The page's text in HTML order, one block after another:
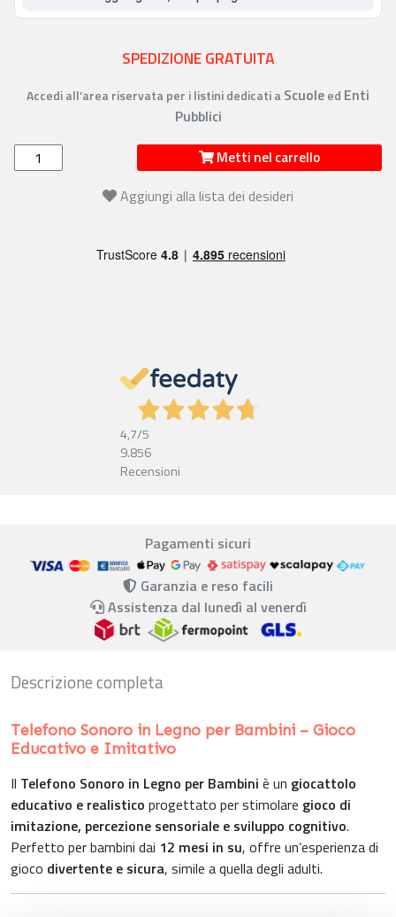
SPEDIZIONE GRATUITA
Accedi all’area riservata per i listini dedicati a Scuoleed Enti
Pubblici
Metti nel carrello
Aggiungi alla lista dei desideri
4,7/5
9.856
Recensioni
Pagamenti sicuri
Garanzia e reso facili
Assistenza dal lunedì al venerdì
Descrizione completa
Telefono Sonoro in Legno per Bambini – Gioco
Educativo e Imitativo
Il Telefono Sonoro in Legno per Bambini è un giocattolo
educativo e realistico progettato per stimolare gioco di
imitazione, percezione sensoriale e sviluppo cognitivo.
Perfetto per bambini dai 12 mesi in su, offre un’esperienza di
gioco divertente e sicura, simile a quella degli adulti.